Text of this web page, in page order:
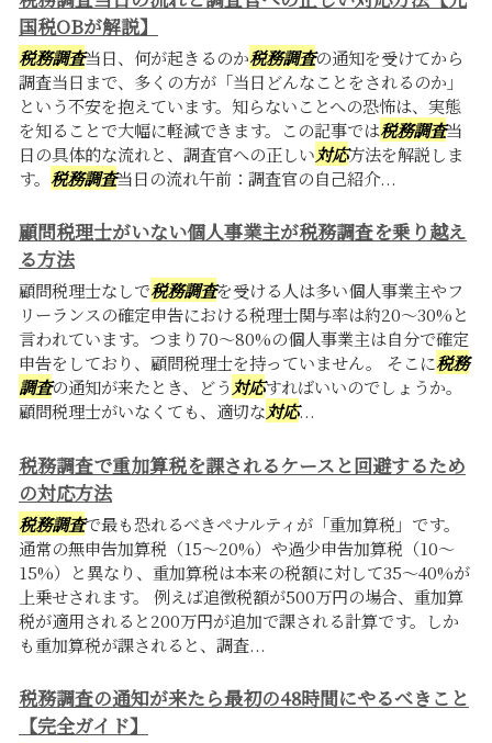
国税OBが解説】
税務調査当日、何が起きるのか税務調査の通知を受けてから
調査当日まで、多くの方が「当日どんなことをされるのか」
という不安を抱えています。知らないことへの恐怖は、実態
を知ることで大幅に軽減できます。この記事では税務調査当
日の具体的な流れと、調査官への正しい対応方法を解説しま
す。 税務調査当日の流れ午前：調査官の自己紹介...
顧問税理士がいない個人事業主が税務調査を乗り越え
る方法
顧問税理士なしで税務調査を受ける人は多い個人事業主やフ
リーランスの確定申告における税理士関与率は約20〜30%と
言われています。つまり70〜80%の個人事業主は自分で確定
申告をしており、顧問税理士を持っていません。 そこに税務
調査の通知が来たとき、どう 対応すればいいのでしょうか。
顧問税理士がいなくても、適切な対応...
税務調査で重加算税を課されるケースと回避するため
の対応方法
税務調査で最も恐れるべきペナルティが「重加算税」です。
通常の無申告加算税（15〜20%）や過少申告加算税（10〜
15%）と異なり、重加算税は本来の税額に対して35〜40%が
上乗せされます。 例えば追徴税額が500万円の場合、重加算
税が適用されると200万円が追加で課される計算です。しか
も重加算税が課されると、調査...
税務調査の通知が来たら最初の48時間にやるべきこと
【完全ガイド】